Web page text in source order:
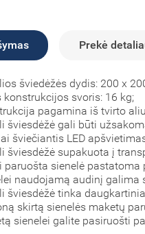
Prekė
šviedėžės dydis: 200 x
konstrukcijos svoris: 16 kg;
pagamina iš tvirto
šviesdėžė gali būti
šviečiantis LED
šviesdėžė supakuota į
paruošta sienelė pastatoma
naudojamą audinį
šviesdėžė tinka
skirtą sienelės maketų
sienelei galite pasiruošti